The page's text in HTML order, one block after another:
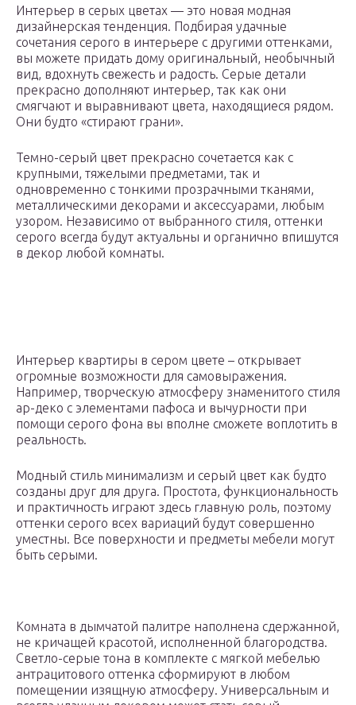
Интерьер в серых цветах — это новая модная
дизайнерская тенденция. Подбирая удачные
сочетания серого в интерьере с другими оттенками,
вы можете придать дому оригинальный, необычный
вид, вдохнуть свежесть и радость. Серые детали
прекрасно дополняют интерьер, так как они
смягчают и выравнивают цвета, находящиеся рядом.
Они будто «стирают грани».
Темно-серый цвет прекрасно сочетается как с
крупными, тяжелыми предметами, так и
одновременно с тонкими прозрачными тканями,
металлическими декорами и аксессуарами, любым
узором. Независимо от выбранного стиля, оттенки
серого всегда будут актуальны и органично впишутся
в декор любой комнаты.
Интерьер квартиры в сером цвете – открывает
огромные возможности для самовыражения.
Например, творческую атмосферу знаменитого стиля
ар-деко с элементами пафоса и вычурности при
помощи серого фона вы вполне сможете воплотить в
реальность.
Модный стиль минимализм и серый цвет как будто
созданы друг для друга. Простота, функциональность
и практичность играют здесь главную роль, поэтому
оттенки серого всех вариаций будут совершенно
уместны. Все поверхности и предметы мебели могут
быть серыми.
Комната в дымчатой палитре наполнена сдержанной,
не кричащей красотой, исполненной благородства.
Светло-серые тона в комплекте с мягкой мебелью
антрацитового оттенка сформируют в любом
помещении изящную атмосферу. Универсальным и